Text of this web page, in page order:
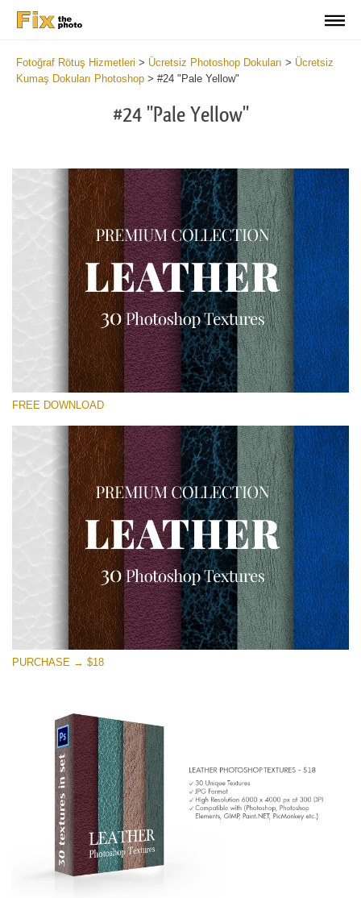
Fotoğraf Rötuş Hizmetleri > Ücretsiz Photoshop Dokuları > Ücretsiz
Kumaş Dokuları Photoshop > #24 "Pale Yellow"
#24 "Pale Yellow"
Lütfen seçin
Small 800*533px
Real Leather
(30 Textures)
Large 6000*4000px
Entire Collection
(1783 Overlays)
Large 6000*4000px
Ücretsiz indirin
FREE DOWNLOAD
PURCHASE → $18